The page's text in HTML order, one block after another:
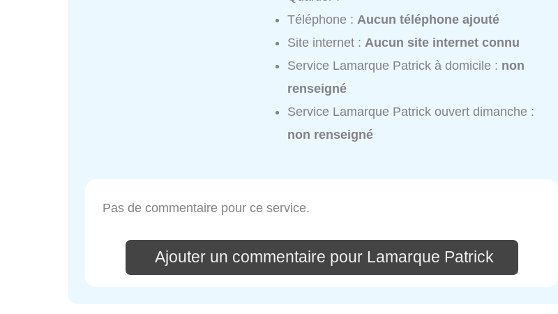
Téléphone : Aucun téléphone ajouté
Site internet : Aucun site internet connu
Service Lamarque Patrick à domicile : non
renseigné
Service Lamarque Patrick ouvert dimanche :
non renseigné
Pas de commentaire pour ce service.
Ajouter un commentaire pour Lamarque Patrick